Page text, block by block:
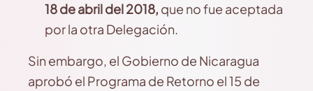
18 de abril del 2018, que no fue aceptada
por la otra Delegación.
Sin embargo, el Gobierno de Nicaragua
aprobó el Programa de Retorno el 15 de